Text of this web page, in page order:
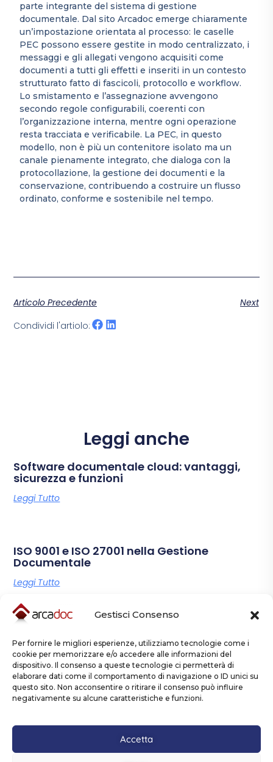
Gestisci Consenso
Per fornire le migliori esperienze, utilizziamo tecnologie come i
cookie per memorizzare e/o accedere alle informazioni del
dispositivo. Il consenso a queste tecnologie ci permetterà di
elaborare dati come il comportamento di navigazione o ID unici su
questo sito. Non acconsentire o ritirare il consenso può influire
negativamente su alcune caratteristiche e funzioni.
Accetta
parte integrante del sistema di gestione
documentale. Dal sito Arcadoc emerge chiaramente
un’impostazione orientata al processo: le caselle
PEC possono essere gestite in modo centralizzato, i
messaggi e gli allegati vengono acquisiti come
documenti a tutti gli effetti e inseriti in un contesto
strutturato fatto di fascicoli, protocollo e workflow.
Lo smistamento e l’assegnazione avvengono
secondo regole configurabili, coerenti con
l’organizzazione interna, mentre ogni operazione
resta tracciata e verificabile. La PEC, in questo
modello, non è più un contenitore isolato ma un
canale pienamente integrato, che dialoga con la
protocollazione, la gestione dei documenti e la
conservazione, contribuendo a costruire un flusso
ordinato, conforme e sostenibile nel tempo.
Articolo Precedente
Next
Condividi l'artiolo:
Leggi anche
Software documentale cloud: vantaggi,
sicurezza e funzioni
Leggi Tutto
ISO 9001 e ISO 27001 nella Gestione
Documentale
Leggi Tutto
Contattaci